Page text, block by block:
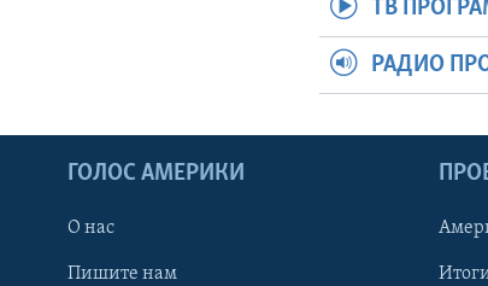
ТВ
РАДИО
ГОЛОС АМЕРИКИ
О нас
Пишите нам